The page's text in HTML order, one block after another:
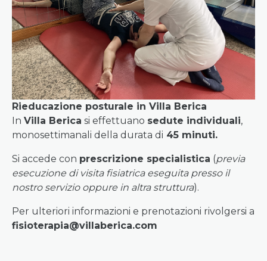
Rieducazione posturale in Villa Berica
In Villa Berica si effettuano sedute individuali,
monosettimanali della durata di 45 minuti.
Si accede con prescrizione specialistica (previa
esecuzione di visita fisiatrica eseguita presso il
nostro servizio oppure in altra struttura).
Per ulteriori informazioni e prenotazioni rivolgersi a
fisioterapia@villaberica.com